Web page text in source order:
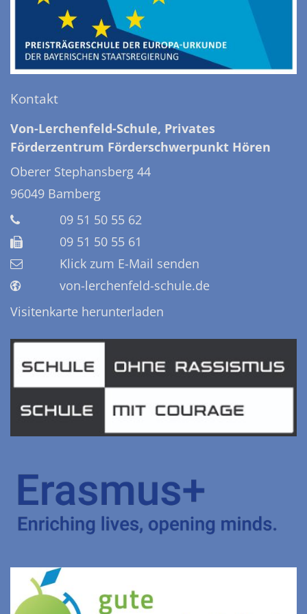
Kontakt
Von-Lerchenfeld-Schule, Privates
Förderzentrum Förderschwerpunkt Hören
Oberer Stephansberg 44
96049 Bamberg
09 51 50 55 62
09 51 50 55 61
Klick zum E-Mail senden
von-lerchenfeld-schule.de
Visitenkarte herunterladen